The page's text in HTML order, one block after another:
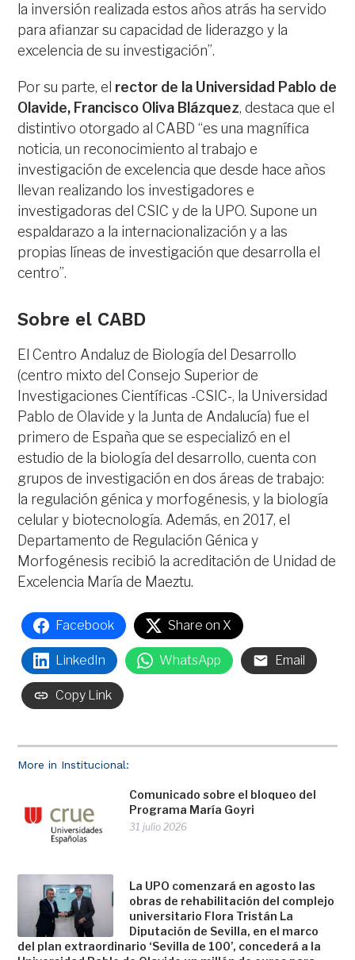
More in Institucional:
Comunicado sobre el bloqueo del
Programa María Goyri
31 julio 2026
La UPO comenzará en agosto las
obras de rehabilitación del complejo
universitario Flora Tristán La
Diputación de Sevilla, en el marco
del plan extraordinario ‘Sevilla de 100’, concederá a la
la inversión realizada estos años atrás ha servido
para afianzar su capacidad de liderazgo y la
excelencia de su investigación”.
Por su parte, el rector de la Universidad Pablo de
Olavide, Francisco Oliva Blázquez, destaca que el
distintivo otorgado al CABD “es una magnífica
noticia, un reconocimiento al trabajo e
investigación de excelencia que desde hace años
llevan realizando los investigadores e
investigadoras del CSIC y de la UPO. Supone un
espaldarazo a la internacionalización y a las
propias líneas de investigación que desarrolla el
centro”.
Sobre el CABD
El Centro Andaluz de Biología del Desarrollo
(centro mixto del Consejo Superior de
Investigaciones Científicas -CSIC-, la Universidad
Pablo de Olavide y la Junta de Andalucía) fue el
primero de España que se especializó en el
estudio de la biología del desarrollo, cuenta con
grupos de investigación en dos áreas de trabajo:
la regulación génica y morfogénesis, y la biología
celular y biotecnología. Además, en 2017, el
Departamento de Regulación Génica y
Morfogénesis recibió la acreditación de Unidad de
Excelencia María de Maeztu.
Facebook Share on X
LinkedIn WhatsApp Email
Copy Link